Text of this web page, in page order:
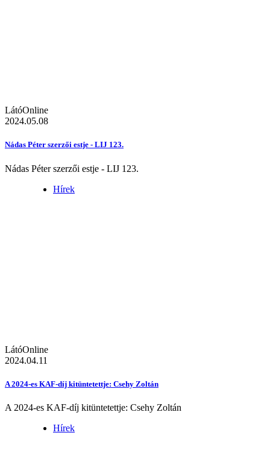
LátóOnline
2024.05.08
Nádas Péter szerzői estje - LIJ 123.
Nádas Péter szerzői estje - LIJ 123.
Hírek
LátóOnline
2024.04.11
A 2024-es KAF-díj kitüntetettje: Csehy Zoltán
A 2024-es KAF-díj kitüntetettje: Csehy Zoltán
Hírek